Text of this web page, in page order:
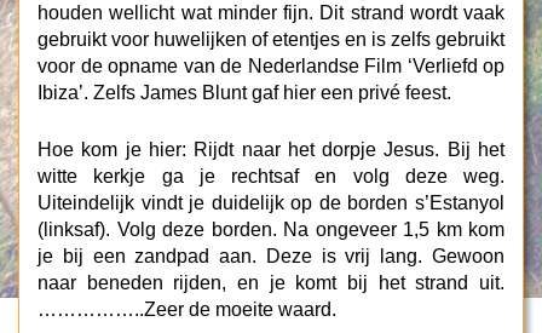
houden wellicht wat minder fijn. Dit strand wordt vaak
gebruikt voor huwelijken of etentjes en is zelfs gebruikt
voor de opname van de Nederlandse Film ‘Verliefd op
Ibiza’. Zelfs James Blunt gaf hier een privé feest.
Hoe kom je hier: Rijdt naar het dorpje Jesus. Bij het
witte kerkje ga je rechtsaf en volg deze weg.
Uiteindelijk vindt je duidelijk op de borden s’Estanyol
(linksaf). Volg deze borden. Na ongeveer 1,5 km kom
je bij een zandpad aan. Deze is vrij lang. Gewoon
naar beneden rijden, en je komt bij het strand uit.
……………..Zeer de moeite waard.